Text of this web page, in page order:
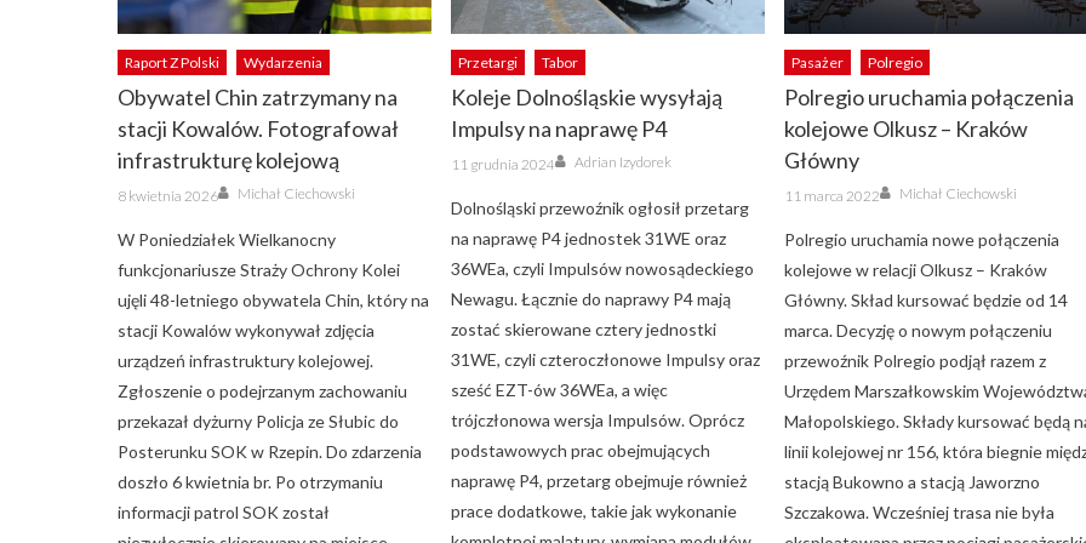
Raport Z Polski Wydarzenia
Obywatel Chin zatrzymany na
stacji Kowalów. Fotografował
infrastrukturę kolejową
Posted
on
8 kwietnia 2026 Author
Michał Ciechowski
W Poniedziałek Wielkanocny
funkcjonariusze Straży Ochrony Kolei
ujęli 48-letniego obywatela Chin, który na
stacji Kowalów wykonywał zdjęcia
urządzeń infrastruktury kolejowej.
Zgłoszenie o podejrzanym zachowaniu
przekazał dyżurny Policja ze Słubic do
Posterunku SOK w Rzepin. Do zdarzenia
doszło 6 kwietnia br. Po otrzymaniu
informacji patrol SOK został
Przetargi Tabor
Koleje Dolnośląskie wysyłają
Impulsy na naprawę P4
Posted
on
11 grudnia 2024 Author
Adrian Izydorek
Dolnośląski przewoźnik ogłosił przetarg
na naprawę P4 jednostek 31WE oraz
36WEa, czyli Impulsów nowosądeckiego
Newagu. Łącznie do naprawy P4 mają
zostać skierowane cztery jednostki
31WE, czyli czteroczłonowe Impulsy oraz
sześć EZT-ów 36WEa, a więc
trójczłonowa wersja Impulsów. Oprócz
podstawowych prac obejmujących
naprawę P4, przetarg obejmuje również
prace dodatkowe, takie jak wykonanie
Pasażer Polregio
Polregio uruchamia połączenia
kolejowe Olkusz – Kraków
Główny
Posted
on
11 marca 2022 Author
Michał Ciechowski
Polregio uruchamia nowe połączenia
kolejowe w relacji Olkusz – Kraków
Główny. Skład kursować będzie od 14
marca. Decyzję o nowym połączeniu
przewoźnik Polregio podjął razem z
Urzędem Marszałkowskim
Małopolskiego. Składy kursować będą
linii kolejowej nr 156, która biegnie
stacją Bukowno a stacją Jaworzno
Szczakowa. Wcześniej trasa nie była